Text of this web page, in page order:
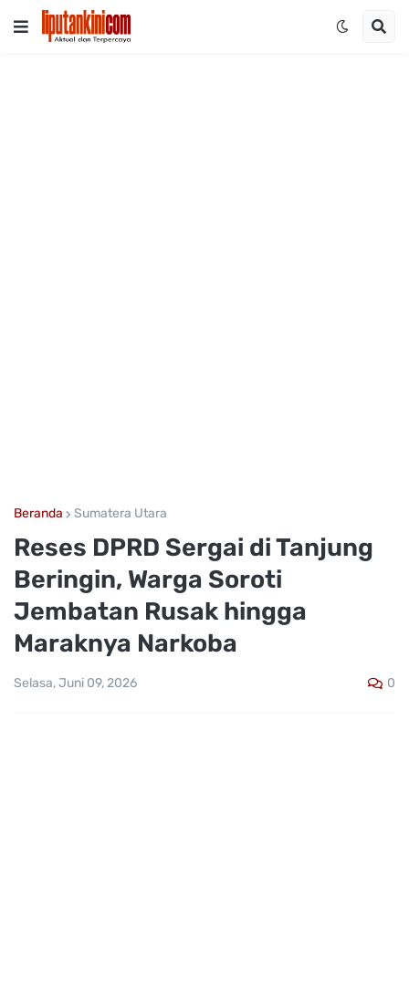
Beranda Sumatera Utara
Reses DPRD Sergai di Tanjung
Beringin, Warga Soroti
Jembatan Rusak hingga
Maraknya Narkoba
Selasa, Juni 09, 2026 0